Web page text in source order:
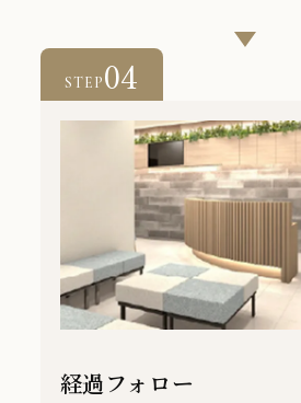
STEP04
経過フォロー